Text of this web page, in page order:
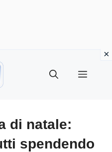
Menu
di natale:
spendendo